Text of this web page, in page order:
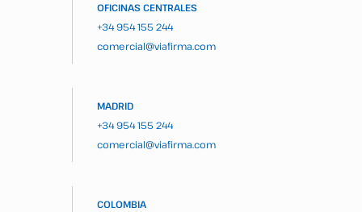
OFICINAS CENTRALES
+34 954 155 244
comercial@viafirma.com
MADRID
+34 954 155 244
comercial@viafirma.com
COLOMBIA